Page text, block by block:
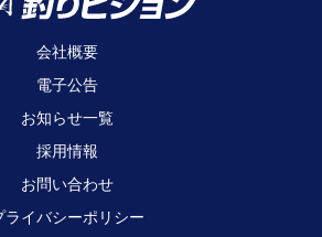
会社概要
電子公告
お知らせ一覧
採用情報
お問い合わせ
ライバシーポリシー